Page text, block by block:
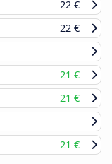
22 €
22 €
21 €
21 €
21 €